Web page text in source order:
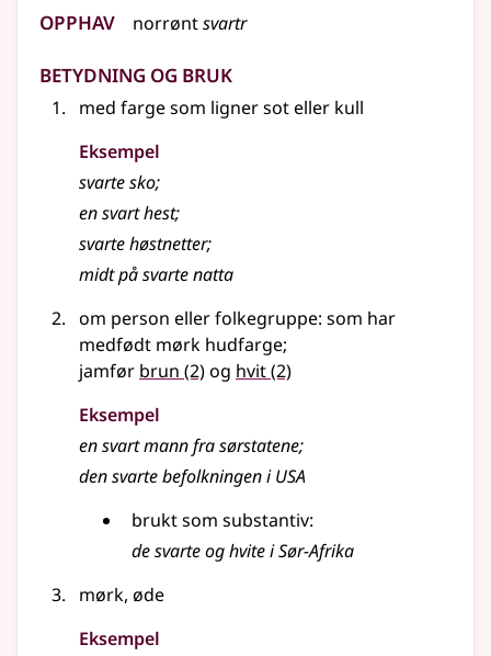
Opphav norrøntsvartr
Betydning og bruk
med farge som ligner soteller kull
Eksempel
svartesko;
ensvarthest;
svartehøstnetter;
midt påsvartenatta
om person eller folkegruppe: som har
medfødt mørk hudfarge;
jamfør brun (2)og hvit(2)
Eksempel
en svart mann fra sørstatene;
den svarte befolkningen i USA
brukt som substantiv:
de svarte og hvite i Sør-Afrika
mørk, øde
Eksempel